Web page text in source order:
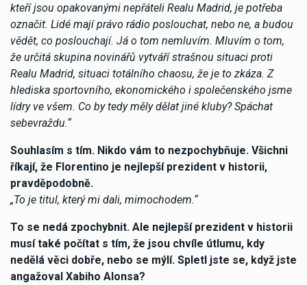
kteří jsou opakovanými nepřáteli Realu Madrid, je potřeba
označit. Lidé mají právo rádio poslouchat, nebo ne, a budou
vědět, co poslouchají. Já o tom nemluvím. Mluvím o tom,
že určitá skupina novinářů vytváří strašnou situaci proti
Realu Madrid, situaci totálního chaosu, že je to zkáza. Z
hlediska sportovního, ekonomického i společenského jsme
lídry ve všem. Co by tedy měly dělat jiné kluby? Spáchat
sebevraždu.“
Souhlasím s tím. Nikdo vám to nezpochybňuje. Všichni
říkají, že Florentino je nejlepší prezident v historii,
pravděpodobně.
„To je titul, který mi dali, mimochodem.“
To se nedá zpochybnit. Ale nejlepší prezident v historii
musí také počítat s tím, že jsou chvíle útlumu, kdy
nedělá věci dobře, nebo se mýlí. Spletl jste se, když jste
angažoval Xabiho Alonsa?